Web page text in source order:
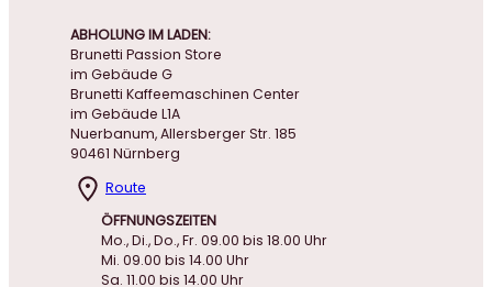
ABHOLUNG IM LADEN:
Brunetti Passion Store
im Gebäude G
Brunetti Kaffeemaschinen Center
im Gebäude L1A
Nuerbanum, Allersberger Str. 185
90461 Nürnberg
Route
ÖFFNUNGSZEITEN
Mo., Di., Do., Fr. 09.00 bis 18.00 Uhr
Mi. 09.00 bis 14.00 Uhr
Sa. 11.00 bis 14.00 Uhr